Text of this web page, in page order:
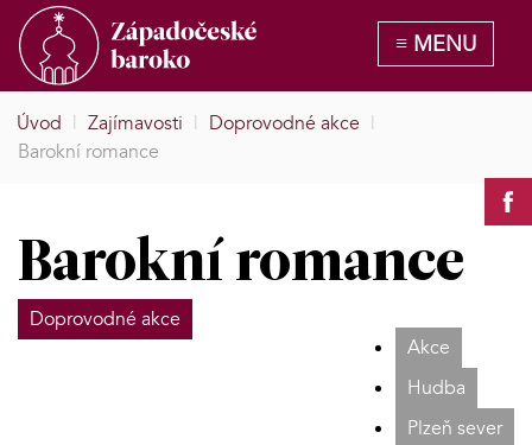
Úvod | Zajímavosti | Doprovodné akce |
Barokní romance
Barokní romance
Doprovodné akce
Akce
Hudba
Plzeň sever